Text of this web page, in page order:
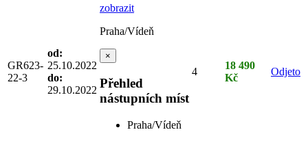
GR623-
22-3
od:
25.10.2022
do:
29.10.2022
zobrazit
Praha/Vídeň
×
Přehled
nástupních míst
Praha/Vídeň
4
18 490
Kč
Odjeto